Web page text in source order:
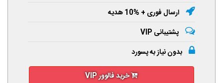
ارسال فوری + %10 هدیه
پشتیبانی VIP
بدون نیاز به پسورد
خرید فالوور VIP